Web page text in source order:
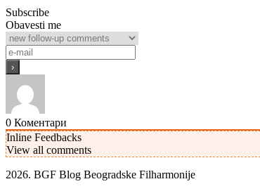
Subscribe
Obavesti me
0 Коментари
Inline Feedbacks
View all comments
2026. BGF Blog Beogradske Filharmonije